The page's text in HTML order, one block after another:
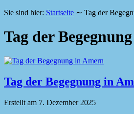
Sie sind hier: Startseite ∼ Tag der
Tag der Begegnung
Tag der Begegnung in
Erstellt am 7. Dezember 2025